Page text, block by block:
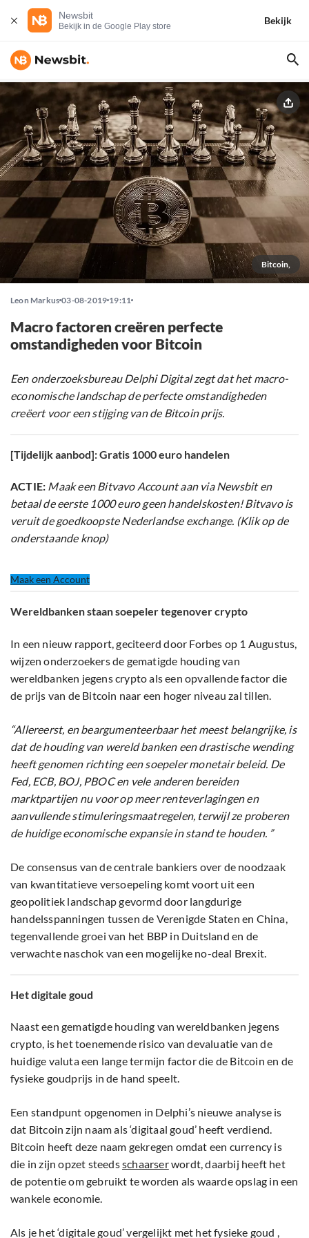
Newsbit
Bekijk in de Google Play store
Bekijk
Bitcoin,
Leon Markus 03-08-2019 19:11
Macro factoren creëren perfecte
omstandigheden voor Bitcoin
Een onderzoeksbureau Delphi Digital zegt dat het macro-
economische landschap de perfecte omstandigheden
creëert voor een stijging van de Bitcoin prijs.
[Tijdelijk aanbod]: Gratis 1000 euro handelen
ACTIE: Maak een Bitvavo Account aan via Newsbit en
betaal de eerste 1000 euro geen handelskosten! Bitvavo is
veruit de goedkoopste Nederlandse exchange. (Klik op de
onderstaande knop)
Maak een Account
Wereldbanken staan soepeler tegenover crypto
In een nieuw rapport, geciteerd door Forbes op 1 Augustus,
wijzen onderzoekers de gematigde houding van
wereldbanken jegens crypto als een opvallende factor die
de prijs van de Bitcoin naar een hoger niveau zal tillen.
“Allereerst, en beargumenteerbaar het meest belangrijke, is
dat de houding van wereld banken een drastische wending
heeft genomen richting een soepeler monetair beleid. De
Fed, ECB, BOJ, PBOC en vele anderen bereiden
marktpartijen nu voor op meer renteverlagingen en
aanvullende stimuleringsmaatregelen, terwijl ze proberen
de huidige economische expansie in stand te houden. ”
De consensus van de centrale bankiers over de noodzaak
van kwantitatieve versoepeling komt voort uit een
geopolitiek landschap gevormd door langdurige
handelsspanningen tussen de Verenigde Staten en China,
tegenvallende groei van het BBP in Duitsland en de
verwachte naschok van een mogelijke no-deal Brexit.
Het digitale goud
Naast een gematigde houding van wereldbanken jegens
crypto, is het toenemende risico van devaluatie van de
huidige valuta een lange termijn factor die de Bitcoin en de
fysieke goudprijs in de hand speelt.
Een standpunt opgenomen in Delphi’s nieuwe analyse is
dat Bitcoin zijn naam als ‘digitaal goud’ heeft verdiend.
Bitcoin heeft deze naam gekregen omdat een currency is
die in zijn opzet steedsschaarserwordt, daarbij heeft het
de potentie om gebruikt te worden als waarde opslag in een
wankele economie.
Als je het ‘digitale goud’ vergelijkt met het fysieke goud ,